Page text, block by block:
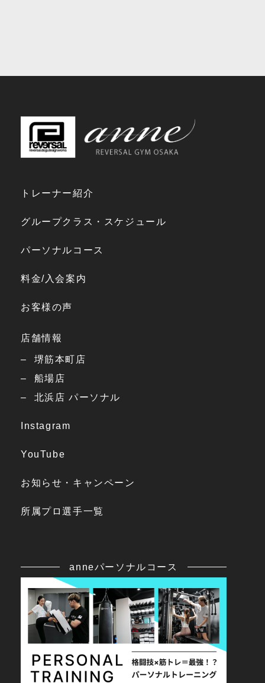
トレーナー紹介
グループクラス・スケジュール
パーソナルコース
料金/入会案内
お客様の声
店舗情報
堺筋本町店
船場店
北浜店 パーソナル
Instagram
YouTube
お知らせ・キャンペーン
所属プロ選手一覧
anneパーソナルコース